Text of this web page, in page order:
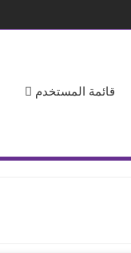
قائمة المستخدم